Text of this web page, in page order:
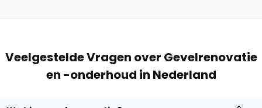
Veelgestelde Vragen over Gevelrenovatie
en -onderhoud in Nederland